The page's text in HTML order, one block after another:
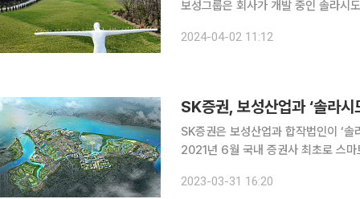
보성그룹은 회사가 개발 중인 솔라시
곳은 ‘미래와 함께하는 정원’이라는
2024-04-02 11:12
SK증권, 보성산업과 ‘솔라
SK증권은 보성산업과 합작법인이 ‘
2021년 6월 국내 증권사 최초로 스
는 보성그룹이 전라남도, 해남군 등과
2023-03-31 16:20